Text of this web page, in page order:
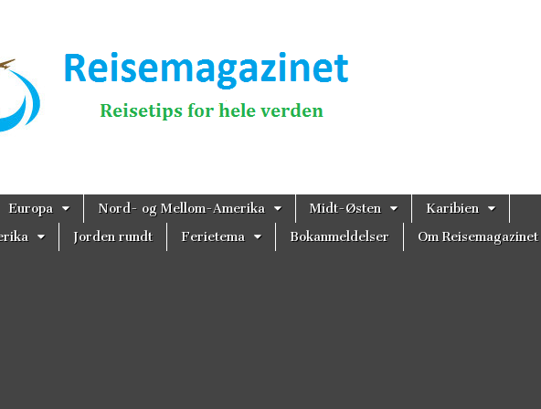
Europa Nord- og Mellom-Amerika Midt-Østen
Karibien
Jorden rundt Ferietema Bokanmeldelser Om Reisemagazinet